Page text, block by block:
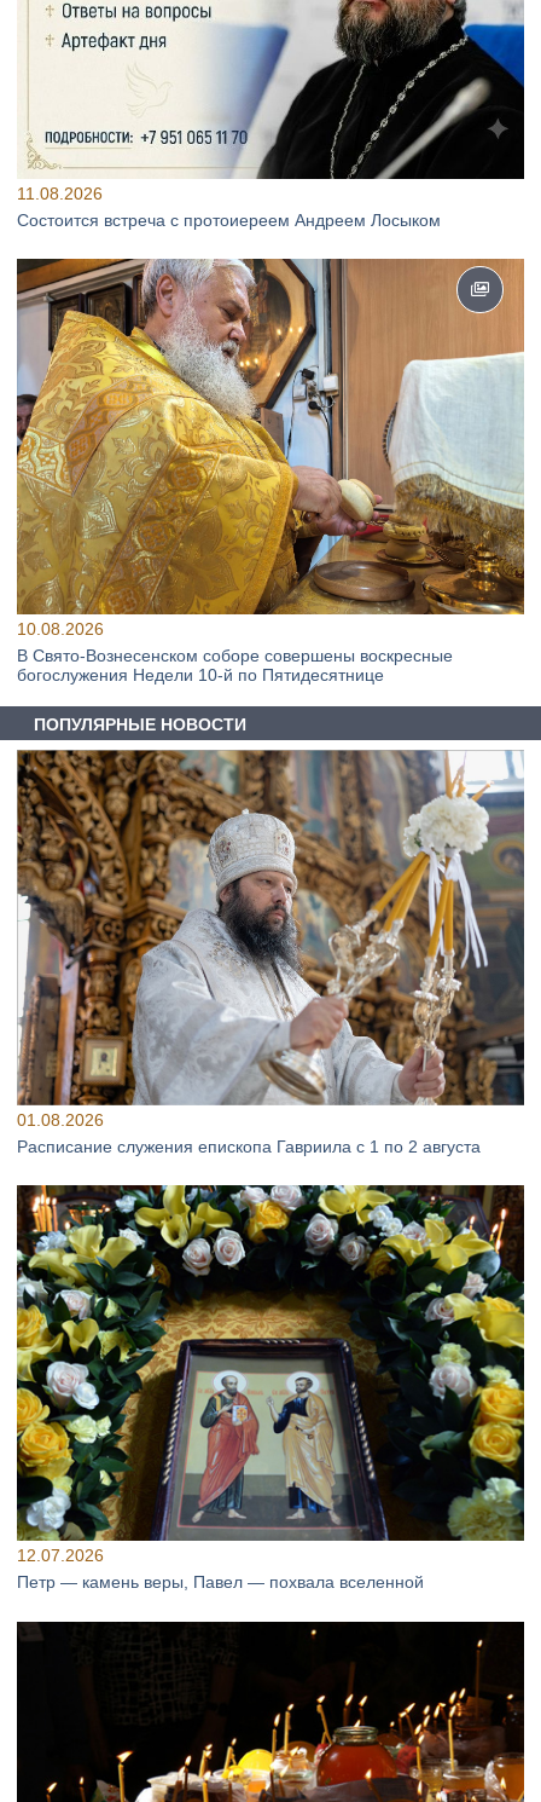
11.08.2026
Состоится встреча с протоиереем Андреем Лосыком
10.08.2026
В Свято‑Вознесенском соборе совершены воскресные
богослужения Недели 10‑й по Пятидесятнице
ПОПУЛЯРНЫЕ НОВОСТИ
01.08.2026
Расписание служения епископа Гавриила с 1 по 2 августа
12.07.2026
Петр — камень веры, Павел — похвала вселенной